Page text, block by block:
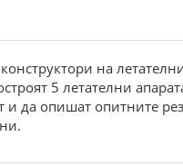
на
5 летателни
да опишат опитните